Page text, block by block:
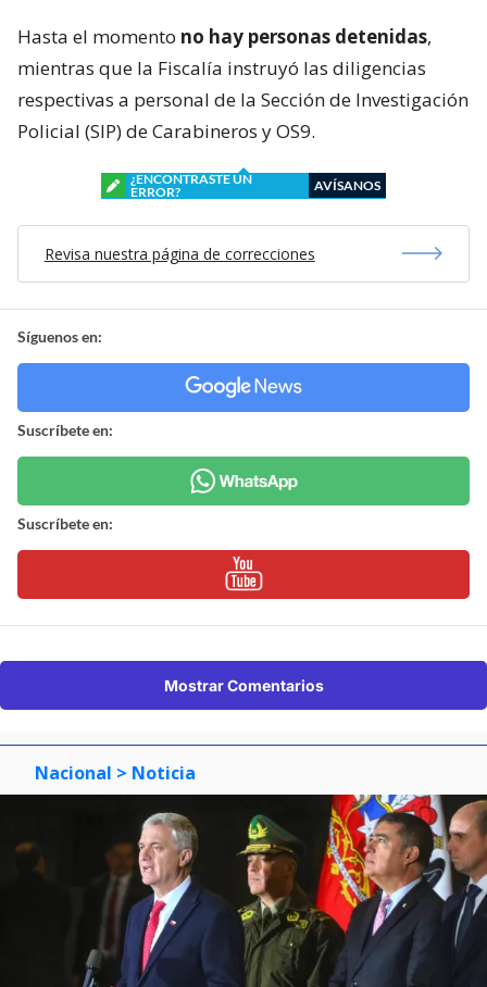
Hasta el momento no hay personas detenidas,
mientras que la Fiscalía instruyó las diligencias
respectivas a personal de la Sección de Investigación
Policial (SIP) de Carabineros y OS9.
¿ENCONTRASTE UN
ERROR?
AVÍSANOS
Revisa nuestra página de correcciones
Síguenos en:
Suscríbete en:
Suscríbete en:
Mostrar Comentarios
Nacional > Noticia